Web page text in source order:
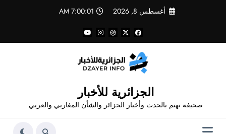
أغسطس 8, 2026 7:00:02 AM
الجزائرية للأخبار
صحيفة تهتم بالحدث وأخبار الجزائر والشأن المغاربي والعربي